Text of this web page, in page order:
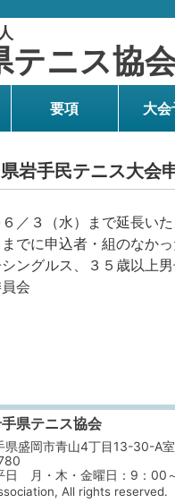
テニス協
要項 大会
岩手民テニス大会
／３（水）まで延長い
でに申込者・組のなか
ングルス、３５歳以上
会
県テニス協会
盛岡市青山4丁目13-30-A室
日 月・木・金曜日：9：00
All rights reserved.